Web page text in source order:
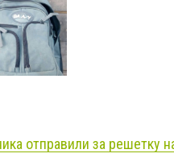
отправили за решетку